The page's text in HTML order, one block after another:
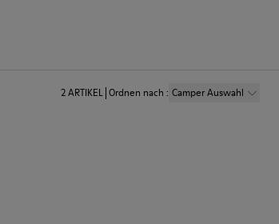
2ARTIKEL Ordnen nach : Camper Auswahl